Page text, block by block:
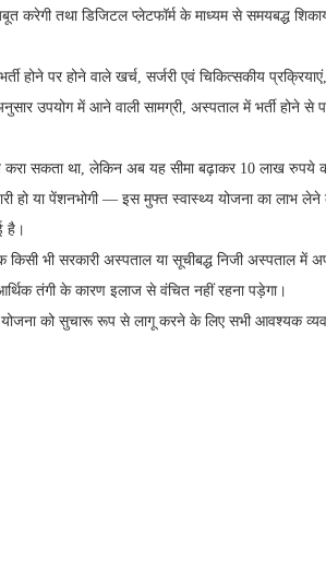
करेगी तथा डिजिटल प्लेटफॉर्म के माध्यम से समयबद्ध
होने पर होने वाले खर्च, सर्जरी एवं चिकित्सकीय
उपयोग में आने वाली सामग्री, अस्पताल में भर्ती होने से
सकता था, लेकिन अब यह सीमा बढ़ाकर 10 लाख रुपये
हो या पेंशनभोगी — इस मुफ्त स्वास्थ्य योजना का लाभ लेने
है।
भी सरकारी अस्पताल या सूचीबद्ध निजी अस्पताल में
तंगी के कारण इलाज से वंचित नहीं रहना पड़ेगा।
योजना को सुचारू रूप से लागू करने के लिए सभी आवश्यक